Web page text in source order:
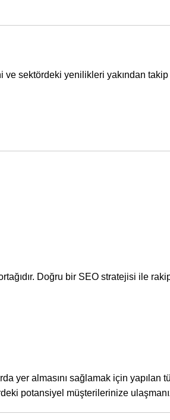
ve sektördeki yenilikleri yakından takip
Doğru bir SEO stratejisi ile
yer almasını sağlamak için yapılan
potansiyel müşterilerinize